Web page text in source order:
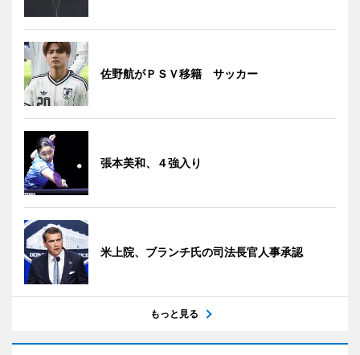
佐野航がＰＳＶ移籍 サッカー
張本美和、４強入り
米上院、ブランチ氏の司法長官人事承認
もっと見る